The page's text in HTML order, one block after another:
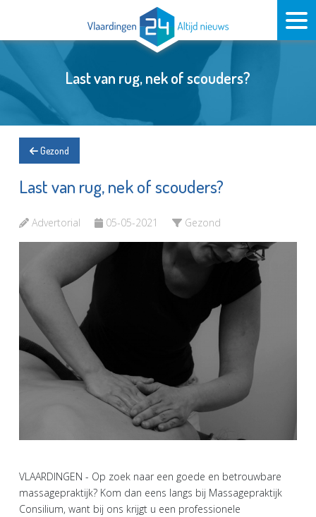
Last van rug, nek of scouders?
Gezond
Last van rug, nek of scouders?
Advertorial 05-05-2021 Gezond
VLAARDINGEN - Op zoek naar een goede en betrouwbare
massagepraktijk? Kom dan eens langs bij Massagepraktijk
Consilium, want bij ons krijgt u een professionele